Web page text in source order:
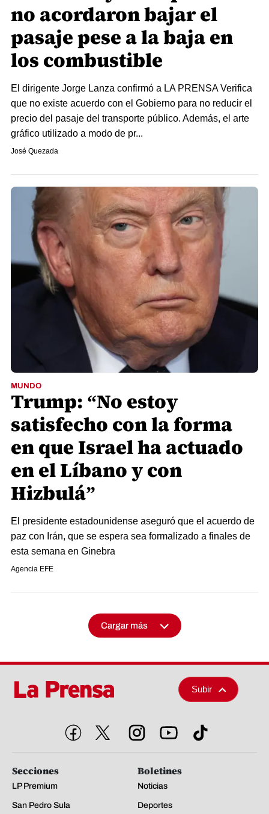
no acordaron bajar el
pasaje pese a la baja en
los combustible
El dirigente Jorge Lanza confirmó a LA PRENSA Verifica
que no existe acuerdo con el Gobierno para no reducir el
precio del pasaje del transporte público. Además, el arte
gráfico utilizado a modo de pr...
José Quezada
MUNDO
Trump: “No estoy
satisfecho con la forma
en que Israel ha actuado
en el Líbano y con
Hizbulá”
El presidente estadounidense aseguró que el acuerdo de
paz con Irán, que se espera sea formalizado a finales de
esta semana en Ginebra
Agencia EFE
Cargar más
Subir
Secciones
LP Premium
San Pedro Sula
Boletines
Noticias
Deportes